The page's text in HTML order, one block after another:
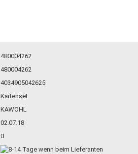
480004262
480004262
4034905042625
Kartenset
KAWOHL
02.07.18
0